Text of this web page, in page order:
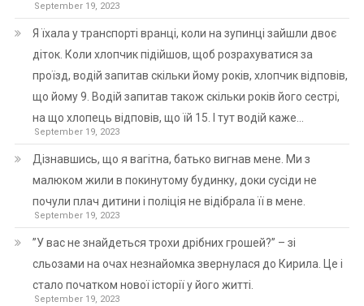
September 19, 2023
Я їхала у транспорті вранці, коли на зупинці зайшли двоє
діток. Коли хлопчик підійшов, щоб розрахуватися за
проїзд, водій запитав скільки йому років, хлопчик відповів,
що йому 9. Водій запитав також скільки років його сестрі,
на що хлопець відповів, що їй 15. І тут водій каже…
September 19, 2023
Дізнавшись, що я вагітна, батько вигнав мене. Ми з
малюком жили в покинутому будинку, доки сусіди не
почули плач дитини і поліція не відібрала її в мене.
September 19, 2023
”У вас не знайдеться трохи дрібних грошей?” – зі
сльозами на очах незнайомка звернулася до Кирила. Це і
стало початком нової історії у його житті.
September 19, 2023